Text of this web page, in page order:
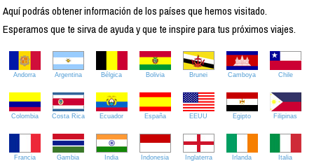
Aquí podrás obtener información de los países que hemos visitado.
Esperamos que te sirva de ayuda y que te inspire para tus próximos viajes.
Andorra Argentina Bélgica Bolivia Brunei Camboya Chile
Colombia Costa Rica Ecuador España EEUU Egipto Filipinas
Francia Gambia India Indonesia Inglaterra Irlanda Italia